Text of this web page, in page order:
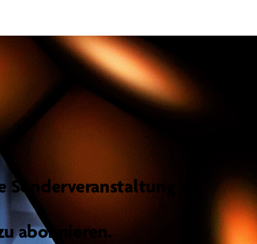
zu
abonnieren.